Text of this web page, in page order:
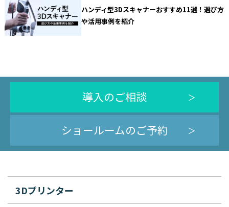
ハンディ型3Dスキャナーおすすめ11選！選び方
や活用事例を紹介
導入のご相談
ショールームのご予約
3Dプリンター